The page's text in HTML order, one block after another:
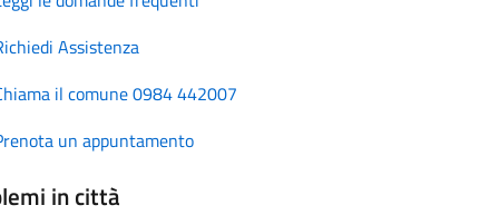
Assistenza
il comune 0984 442007
un appuntamento
in città